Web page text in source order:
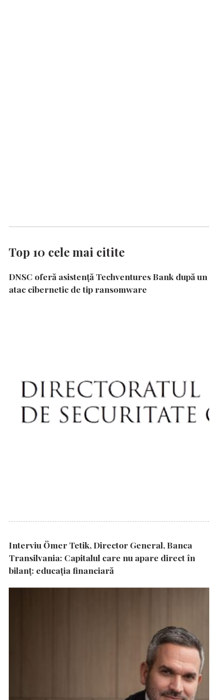
Top 10 cele mai citite
DNSC oferă asistență Techventures Bank după un
atac cibernetic de tip ransomware
Interviu Ömer Tetik, Director General, Banca
Transilvania: Capitalul care nu apare direct în
bilanț: educația financiară